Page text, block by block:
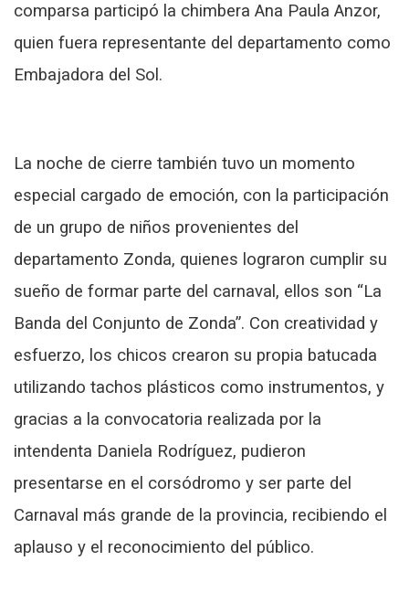
comparsa participó la chimbera Ana Paula Anzor,
quien fuera representante del departamento como
Embajadora del Sol.
La noche de cierre también tuvo un momento
especial cargado de emoción, con la participación
de un grupo de niños provenientes del
departamento Zonda, quienes lograron cumplir su
sueño de formar parte del carnaval, ellos son “La
Banda del Conjunto de Zonda”. Con creatividad y
esfuerzo, los chicos crearon su propia batucada
utilizando tachos plásticos como instrumentos, y
gracias a la convocatoria realizada por la
intendenta Daniela Rodríguez, pudieron
presentarse en el corsódromo y ser parte del
Carnaval más grande de la provincia, recibiendo el
aplauso y el reconocimiento del público.